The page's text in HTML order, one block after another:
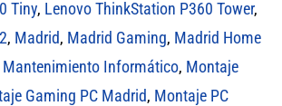
Tiny, Lenovo ThinkStation P360 Tower,
, Madrid, Madrid Gaming, Madrid Home
Mantenimiento Informático, Montaje
Gaming PC Madrid, Montaje PC